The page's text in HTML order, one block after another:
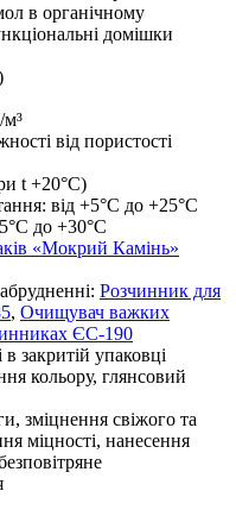
в органічному
домішки
м³
від пористості
t +20°С)
від +5°C до +25°C
до +30°C
«Мокрий Камінь»
Розчинник для
, Очищувач важких
ЄС-190
в закритій упаковці
кольору, глянсовий
зміцнення свіжого та
міцності, нанесення